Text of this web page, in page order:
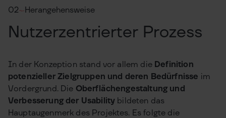
02 Herangehensweise
Nutzerzentrierter Prozess
In der Konzeption stand vor allem die Definition
potenzieller Zielgruppen und deren Bedürfnisse im
Vordergrund. Die Oberflächengestaltung und
Verbesserung der Usability bildeten das
Hauptaugenmerk des Projektes. Es folgte die